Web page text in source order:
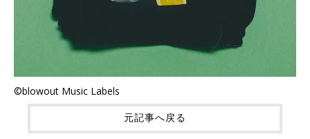
©blowout Music Labels
元記事へ戻る